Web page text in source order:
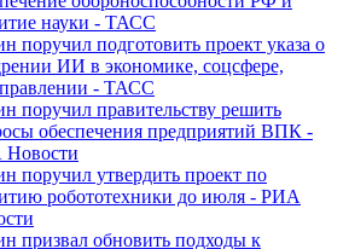
науки - ТАСС
поручил подготовить проект указа о
ИИ в экономике, соцсфере,
- ТАСС
поручил правительству решить
обеспечения предприятий ВПК -
поручил утвердить проект по
робототехники до июля - РИА
призвал обновить подходы к